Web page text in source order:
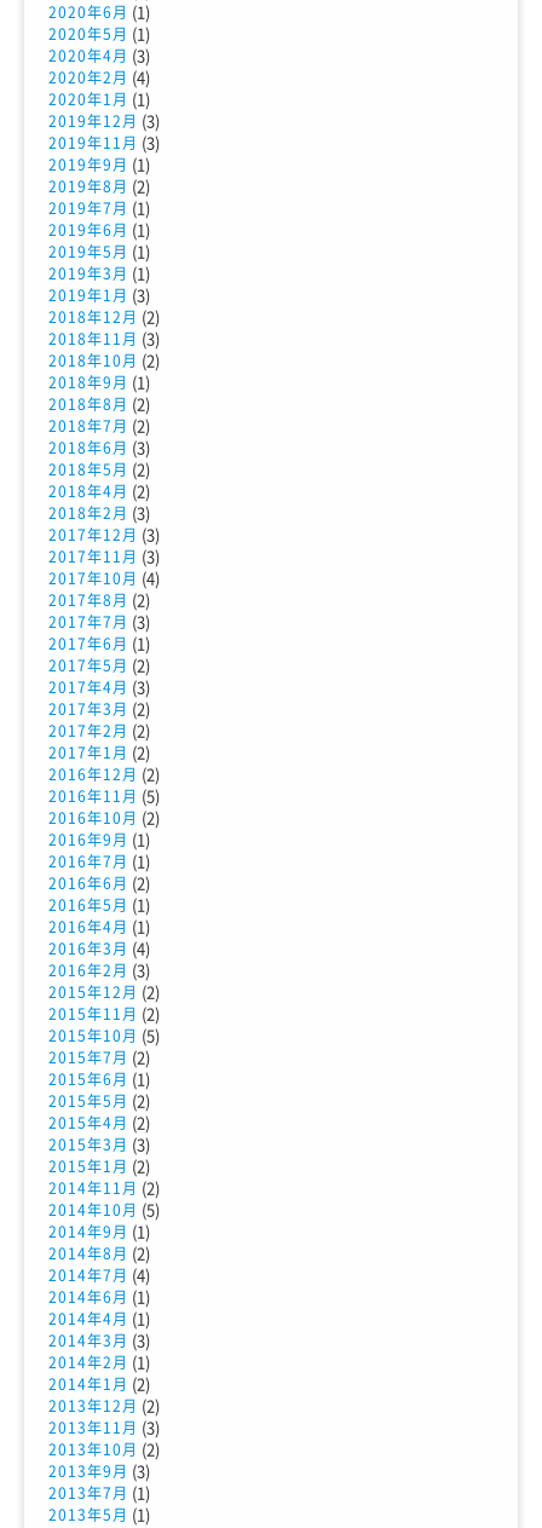
2020年6月 (1)
2020年5月 (1)
2020年4月 (3)
2020年2月 (4)
2020年1月 (1)
2019年12月 (3)
2019年11月 (3)
2019年9月 (1)
2019年8月 (2)
2019年7月 (1)
2019年6月 (1)
2019年5月 (1)
2019年3月 (1)
2019年1月 (3)
2018年12月 (2)
2018年11月 (3)
2018年10月 (2)
2018年9月 (1)
2018年8月 (2)
2018年7月 (2)
2018年6月 (3)
2018年5月 (2)
2018年4月 (2)
2018年2月 (3)
2017年12月 (3)
2017年11月 (3)
2017年10月 (4)
2017年8月 (2)
2017年7月 (3)
2017年6月 (1)
2017年5月 (2)
2017年4月 (3)
2017年3月 (2)
2017年2月 (2)
2017年1月 (2)
2016年12月 (2)
2016年11月 (5)
2016年10月 (2)
2016年9月 (1)
2016年7月 (1)
2016年6月 (2)
2016年5月 (1)
2016年4月 (1)
2016年3月 (4)
2016年2月 (3)
2015年12月 (2)
2015年11月 (2)
2015年10月 (5)
2015年7月 (2)
2015年6月 (1)
2015年5月 (2)
2015年4月 (2)
2015年3月 (3)
2015年1月 (2)
2014年11月 (2)
2014年10月 (5)
2014年9月 (1)
2014年8月 (2)
2014年7月 (4)
2014年6月 (1)
2014年4月 (1)
2014年3月 (3)
2014年2月 (1)
2014年1月 (2)
2013年12月 (2)
2013年11月 (3)
2013年10月 (2)
2013年9月 (3)
2013年7月 (1)
2013年5月 (1)